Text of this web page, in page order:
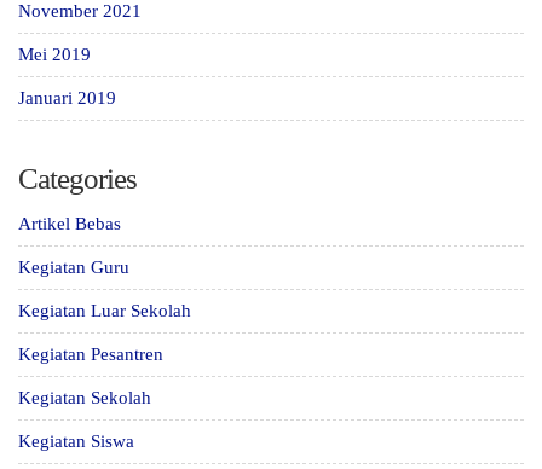
November 2021
Mei 2019
Januari 2019
Categories
Artikel Bebas
Kegiatan Guru
Kegiatan Luar Sekolah
Kegiatan Pesantren
Kegiatan Sekolah
Kegiatan Siswa